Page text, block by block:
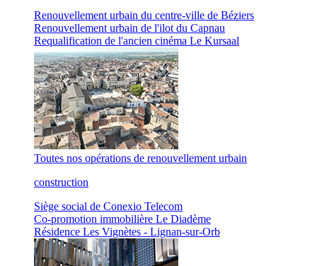
Renouvellement urbain du centre-ville de Béziers
Renouvellement urbain de l'ilot du Capnau
Requalification de l'ancien cinéma Le Kursaal
Toutes nos opérations de renouvellement urbain
construction
Siège social de Conexio Telecom
Co-promotion immobilière Le Diadème
Résidence Les Vignètes - Lignan-sur-Orb